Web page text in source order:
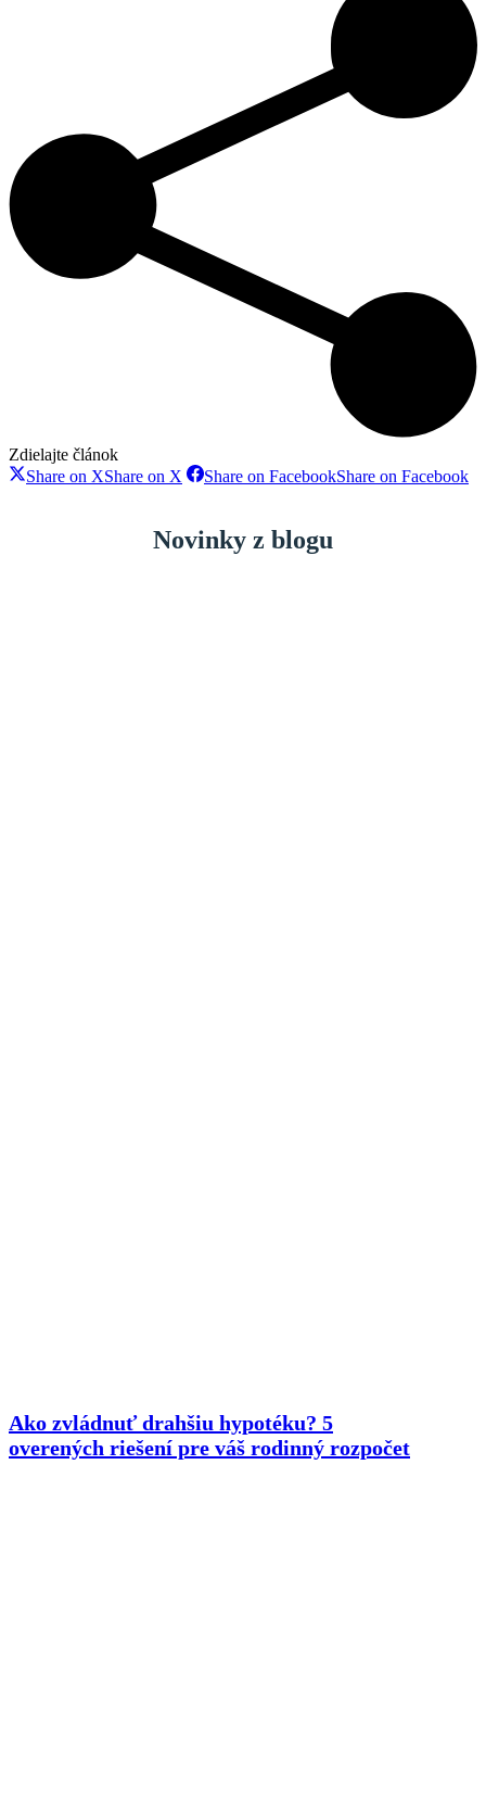
Zdielajte článok
Share on XShare on X Share on FacebookShare on Facebook
Novinky z blogu
Ako zvládnuť drahšiu hypotéku? 5
overených riešení pre váš rodinný rozpočet